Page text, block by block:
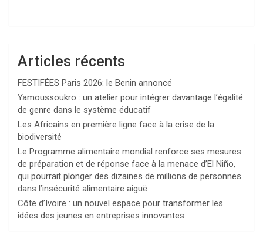
Articles récents
FESTIFÉES Paris 2026: le Benin annoncé
Yamoussoukro : un atelier pour intégrer davantage l’égalité
de genre dans le système éducatif
Les Africains en première ligne face à la crise de la
biodiversité
Le Programme alimentaire mondial renforce ses mesures
de préparation et de réponse face à la menace d’El Niño,
qui pourrait plonger des dizaines de millions de personnes
dans l’insécurité alimentaire aiguë
Côte d’Ivoire : un nouvel espace pour transformer les
idées des jeunes en entreprises innovantes